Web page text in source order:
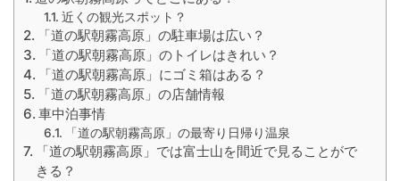
近くの観光スポット？
「道の駅朝霧高原」の駐車場は広い？
「道の駅朝霧高原」のトイレはきれい？
「道の駅朝霧高原」にゴミ箱はある？
「道の駅朝霧高原」の店舗情報
車中泊事情
「道の駅朝霧高原」の最寄り日帰り温泉
「道の駅朝霧高原」では富士山を間近で見ることがで
きる？